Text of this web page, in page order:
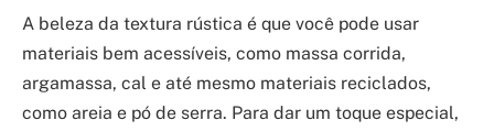
A beleza da textura rústica é que você pode usar
materiais bem acessíveis, como massa corrida,
argamassa, cal e até mesmo materiais reciclados,
como areia e pó de serra. Para dar um toque especial,